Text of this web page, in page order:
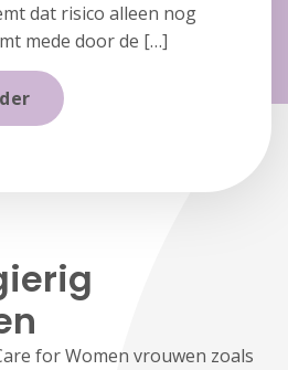
dat risico alleen nog
mede door de […]
for Women vrouwen zoals